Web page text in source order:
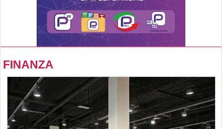
FINANZA